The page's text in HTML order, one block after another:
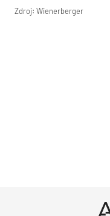
Zdroj: Wienerberger